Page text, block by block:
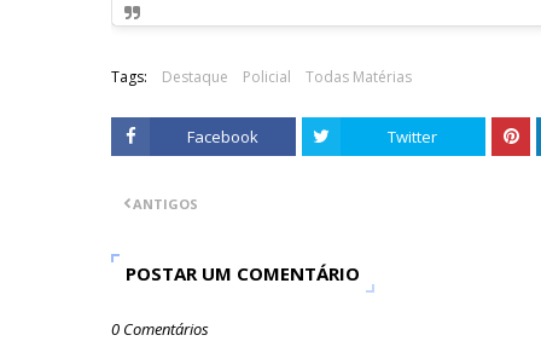
Tags: Destaque Policial Todas Matérias
Facebook Twitter
ANTIGOS
POSTAR UM COMENTÁRIO
0 Comentários